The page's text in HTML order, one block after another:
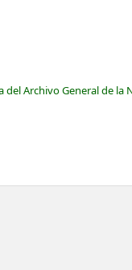
del Archivo General de la